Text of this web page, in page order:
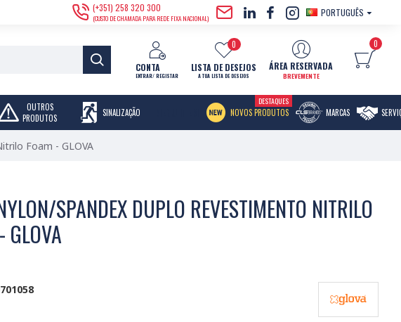
(+351) 258 320 300
(CUSTO DE CHAMADA PARA REDE FIXA NACIONAL)
PORTUGUÊS
CONTA
ENTRAR/ REGISTAR
LISTA DE DESEJOS
A TUA LISTA DE DESEJOS
0
ÁREA RESERVADA
BREVEMENTE
0
OUTROS
PRODUTOS
SINALIZAÇÃO NOVOS PRODUTOS
DESTAQUES
MARCAS
Foam - GLOVA
SPANDEX DUPLO REVESTIMENTO NITRILO
GLOVA